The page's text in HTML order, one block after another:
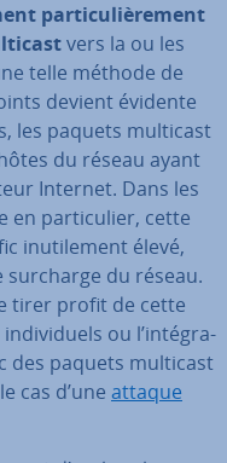
par­ti­cu­liè­re­ment
vers la ou les
telle méthode de
devient évidente
les paquets multicast
du réseau ayant
Internet. Dans les
en par­ti­cu­lier, cette
inu­ti­le­ment élevé,
du réseau.
tirer profit de cette
ou l’in­té­gra­
des paquets multicast
cas d’une attaque